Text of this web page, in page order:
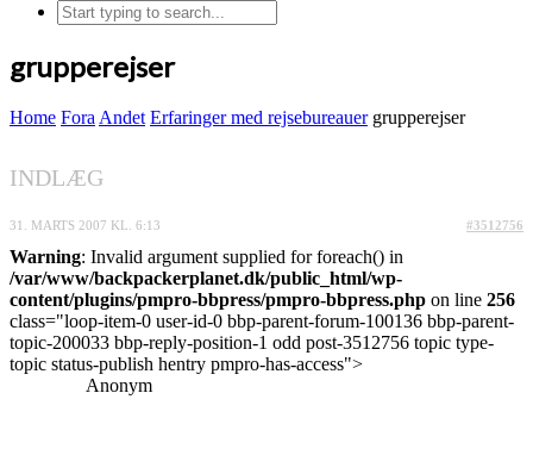
grupperejser
Home Fora Andet Erfaringer med rejsebureauer grupperejser
INDLÆG
31. MARTS 2007 KL. 6:13 #3512756
Warning: Invalid argument supplied for foreach() in
/var/www/backpackerplanet.dk/public_html/wp-
content/plugins/pmpro-bbpress/pmpro-bbpress.php on line 256
class="loop-item-0 user-id-0 bbp-parent-forum-100136 bbp-parent-
topic-200033 bbp-reply-position-1 odd post-3512756 topic type-
topic status-publish hentry pmpro-has-access">
Anonym